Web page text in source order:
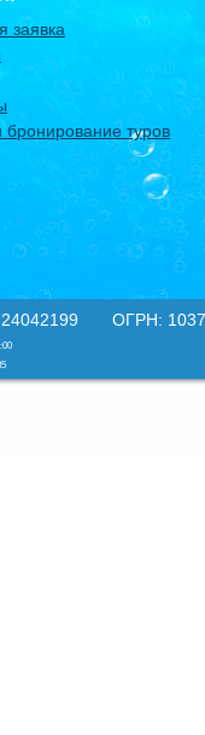
заявка
туров
ОГРН: